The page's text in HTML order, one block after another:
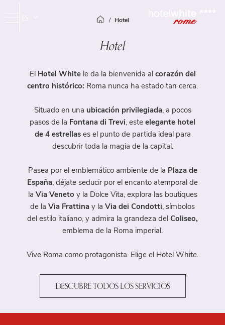
Hotel
Servicios
Habitaciones
Habitación Superior
Junior Suite
Spa & Gimnasio
Travelroma Hotels
Dónde estamos
Galería
Ofertas
Reserva
FR
Hotel
Hotel
El Hotel Whitele da la bienvenida al corazón del
centro histórico: Roma nunca ha estado tan cerca.
Situado en una ubicación privilegiada, a pocos
pasos de la Fontana di Trevi, este elegante hotel
de 4 estrellases el punto de partida ideal para
descubrir toda la magia de la capital.
Pasea por el emblemático ambiente de la Plaza de
España, déjate seducir por el encanto atemporal de
la Via Veneto y la Dolce Vita, explora las boutiques
de la Via Frattina y la Via dei Condotti, símbolos
del estilo italiano, y admira la grandeza del Coliseo,
emblema de la Roma imperial.
Vive Roma como protagonista. Elige el Hotel White.
DESCUBRE TODOS LOS SERVICIOS